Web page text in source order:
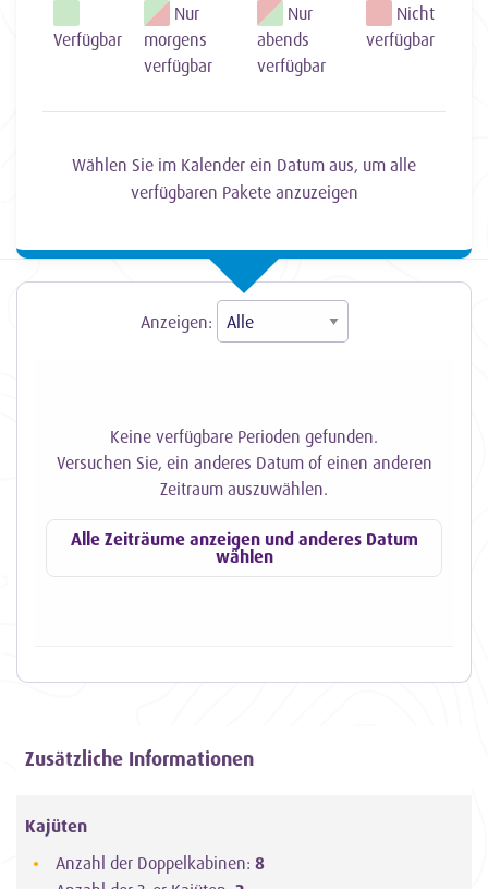
Verfügbar
Nur
morgens
verfügbar
Nur
abends
verfügbar
Nicht
verfügbar
Wählen Sie im Kalender ein Datum aus, um alle
verfügbaren Pakete anzuzeigen
Anzeigen:
Keine verfügbare Perioden gefunden.
Versuchen Sie, ein anderes Datum of einen anderen
Zeitraum auszuwählen.
Alle Zeiträume anzeigen und anderes Datum
wählen
Zusätzliche Informationen
Kajüten
Anzahl der Doppelkabinen: 8